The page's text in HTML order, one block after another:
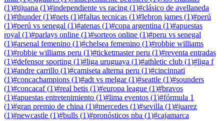
(1)#tijuana (1)#independiente vs racing (1)#clásico de avellaneda
(1)#thunder(1)#nets (1)#faltas tecnicas (1)#lebron james (1)#perú
(1)#perú vs senegal (1)#atenas (1)#copa argentina (1)#apuestas
royal (1)#parlays online (1)#sorteos online (1)#peru vs senegal
(1)#arsenal femenino (1)#chelsea femenino (1)#robbie williams
(1)#robbie williams peru (1)#ticketmaster peru (1)#reventa entradas
(1)#defensor sporting (1)#liga uruguaya (1)#athletic club (1)#liga f
(1)#andre carrillo (1)#camiseta alterna peru (1)#cincinnati
(1)#concachampions (1)#adt vs melgar(1)#seattle (1)#sounders
(1)#concacaf(1)#real betis (1)#europa league (1)#bravos
(1)#apuestas entretenimiento (1)#lima eventos (1)#fórmula 1
(1)#gran premio de china (1)#mercedes (1)#sevilla (1)#juarez
(1)#newcastle (1)#bulls (1)#pronósticos nba (1)#cajamarca